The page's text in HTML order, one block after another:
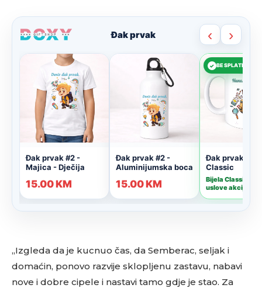
„Izgleda da je kucnuo čas, da Semberac, seljak i
domaćin, ponovo razvije sklopljenu zastavu, nabavi
nove i dobre cipele i nastavi tamo gd‌je je stao. Za